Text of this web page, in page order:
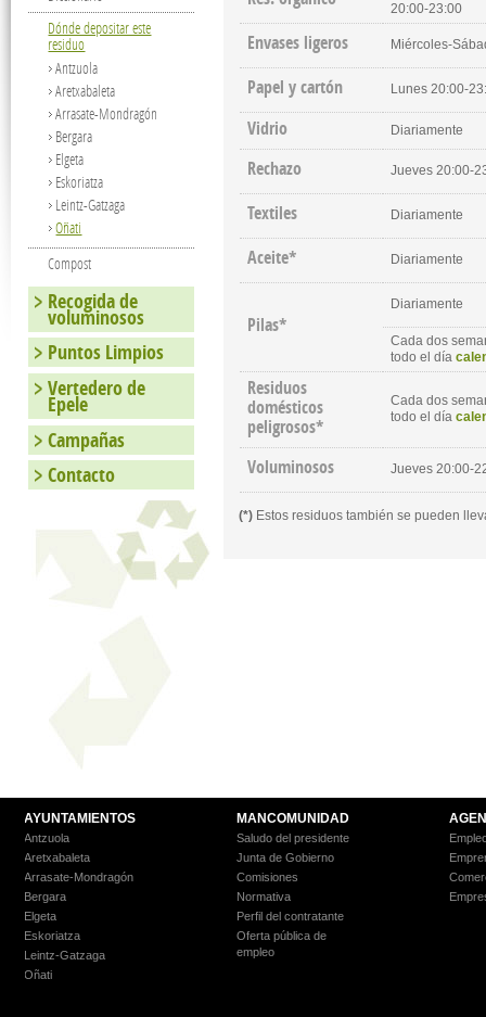
20:00-23:00
Envases ligeros Miércoles-
Papel y cartón Lunes 20:00-
Vidrio Diariamente
Rechazo Jueves 20:00-
Textiles Diariamente
Aceite* Diariamente
Pilas*
Diariamente
Cada dos
todo el día
Residuos
domésticos
peligrosos*
Cada dos
todo el día
Voluminosos Jueves 20:00-
(*) Estos residuos también se pueden
Dónde depositar este
residuo
Antzuola
Aretxabaleta
Arrasate-Mondragón
Bergara
Elgeta
Eskoriatza
Leintz-Gatzaga
Oñati
Compost
Recogida de
voluminosos
Puntos Limpios
Vertedero de
Epele
Campañas
Contacto
AYUNTAMIENTOS
Antzuola
Aretxabaleta
Arrasate-Mondragón
Bergara
Elgeta
Eskoriatza
Leintz-Gatzaga
Oñati
MANCOMUNIDAD
Saludo del presidente
Junta de Gobierno
Comisiones
Normativa
Perfil del contratante
Oferta pública de
empleo